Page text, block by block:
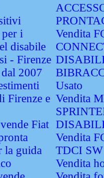
i
disabile
- Firenze
2007
Firenze e
Fiat
la guida
Vendita
Usato
Vendita
Vendita
TDCI
Vendita